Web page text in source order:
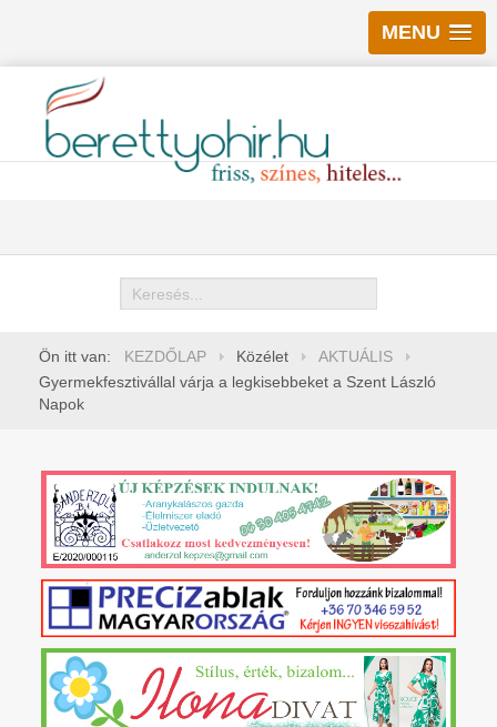
MENU
Keresés
Ön itt van: KEZDŐLAP Közélet
AKTUÁLIS
Gyermekfesztivállal várja a legkisebbeket a Szent László
Napok